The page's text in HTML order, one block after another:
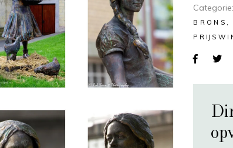
Categorie
BRONS